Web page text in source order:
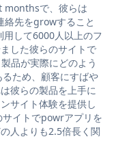
monthsで、彼らは
絡先をgrowすること
して6000人以上のフ
した彼らのサイトで
品が実際にどのよう
ため、顧客にすばや
彼らの製品を上手に
サイト体験を提供し
イトでpowrアプリを
人よりも2.5倍長く関